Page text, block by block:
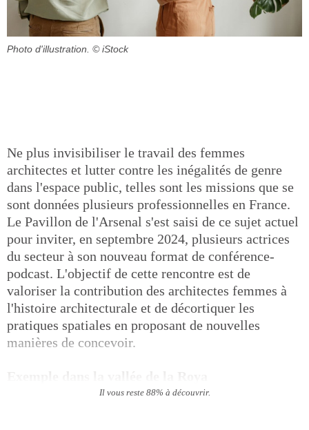
Photo d'illustration. © iStock
Ne plus invisibiliser le travail des femmes
architectes et lutter contre les inégalités de genre
dans l'espace public, telles sont les missions que se
sont données plusieurs professionnelles en France.
Le Pavillon de l'Arsenal s'est saisi de ce sujet actuel
pour inviter, en septembre 2024, plusieurs actrices
du secteur à son nouveau format de conférence-
podcast. L'objectif de cette rencontre est de
valoriser la contribution des architectes femmes à
l'histoire architecturale et de décortiquer les
pratiques spatiales en proposant de nouvelles
manières de concevoir.
Il vous reste 88% à découvrir.